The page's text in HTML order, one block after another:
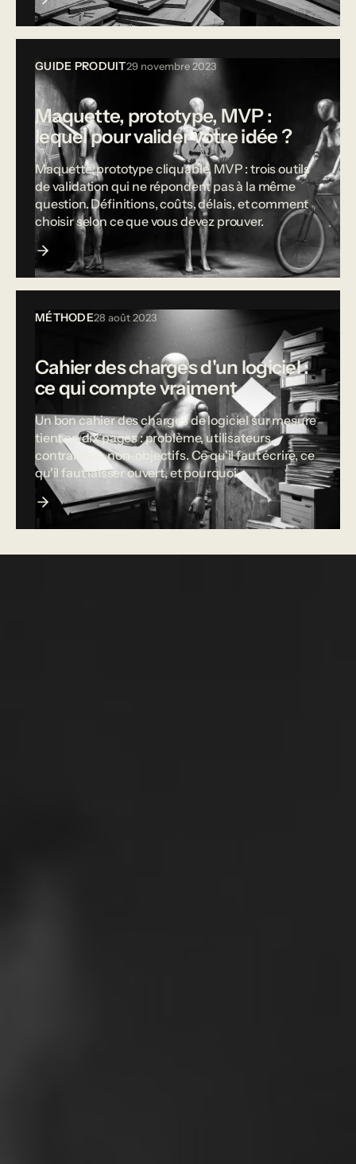
GUIDE PRODUIT29 novembre 2023
Maquette, prototype, MVP :
lequel pour valider votre idée ?
Maquette, prototype cliquable, MVP : trois outils
de validation qui ne répondent pas à la même
question. Définitions, coûts, délais, et comment
choisir selon ce que vous devez prouver.
MÉTHODE28 août 2023
Cahier des charges d'un logiciel :
ce qui compte vraiment
Un bon cahier des charges de logiciel sur mesure
tient en dix pages : problème, utilisateurs,
contraintes, non-objectifs. Ce qu'il faut écrire, ce
qu'il faut laisser ouvert, et pourquoi.